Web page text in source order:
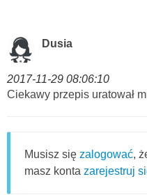
Dusia
2017-11-29 08:06:10
Ciekawy przepis uratował
Musisz się zalogować,
masz konta zarejestruj